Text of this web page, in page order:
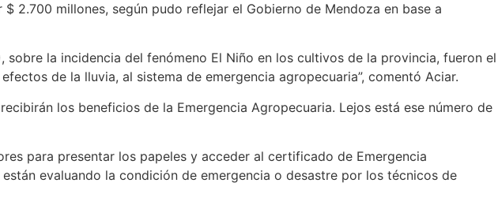
2.700 millones, según pudo reflejar el Gobierno de Mendoza en base a
la incidencia del fenómeno El Niño en los cultivos de la provincia, fueron el
de la lluvia, al sistema de emergencia agropecuaria”, comentó Aciar.
los beneficios de la Emergencia Agropecuaria. Lejos está ese número de
para presentar los papeles y acceder al certificado de Emergencia
evaluando la condición de emergencia o desastre por los técnicos de